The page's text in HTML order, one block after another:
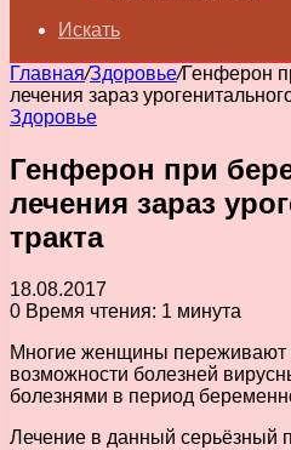
Искать
Главная/Здоровье/Генферон
лечения зараз
Здоровье
Генферон при
лечения зараз
тракта
18.08.2017
0 Время чтения: 1 минута
Многие женщины переживают
возможности болезней
болезнями в период
Лечение в данный серьёзный